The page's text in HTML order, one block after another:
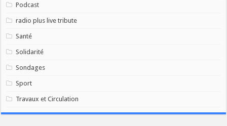
Podcast
radio plus live tribute
Santé
Solidarité
Sondages
Sport
Travaux et Circulation